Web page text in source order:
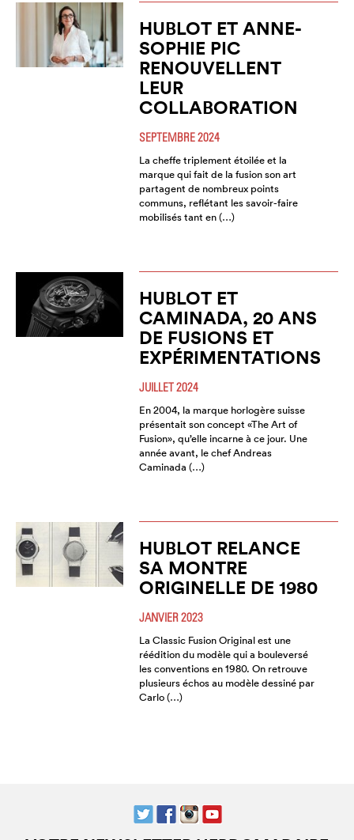
HUBLOT ET ANNE-
SOPHIE PIC
RENOUVELLENT
LEUR
COLLABORATION
SEPTEMBRE 2024
La cheffe triplement étoilée et la
marque qui fait de la fusion son art
partagent de nombreux points
communs, reflétant les savoir-faire
mobilisés tant en (…)
HUBLOT ET
CAMINADA, 20 ANS
DE FUSIONS ET
EXPÉRIMENTATIONS
JUILLET 2024
En 2004, la marque horlogère suisse
présentait son concept «The Art of
Fusion», qu’elle incarne à ce jour. Une
année avant, le chef Andreas
Caminada (…)
HUBLOT RELANCE
SA MONTRE
ORIGINELLE DE 1980
JANVIER 2023
La Classic Fusion Original est une
réédition du modèle qui a bouleversé
les conventions en 1980. On retrouve
plusieurs échos au modèle dessiné par
Carlo (…)